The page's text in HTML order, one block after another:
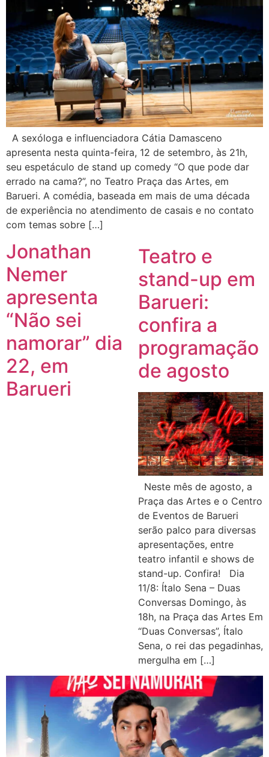
A sexóloga e influenciadora Cátia Damasceno
apresenta nesta quinta-feira, 12 de setembro, às 21h,
seu espetáculo de stand up comedy “O que pode dar
errado na cama?”, no Teatro Praça das Artes, em
Barueri. A comédia, baseada em mais de uma década
de experiência no atendimento de casais e no contato
com temas sobre […]
Teatro e
stand-up em
Barueri:
confira a
programação
de agosto
Neste mês de agosto, a
Praça das Artes e o Centro
de Eventos de Barueri
serão palco para diversas
apresentações, entre
teatro infantil e shows de
stand-up. Confira! Dia
11/8: Ítalo Sena – Duas
Conversas Domingo, às
18h, na Praça das Artes Em
“Duas Conversas”, Ítalo
Sena, o rei das pegadinhas,
mergulha em […]
Jonathan
Nemer
apresenta
“Não sei
namorar” dia
22, em
Barueri